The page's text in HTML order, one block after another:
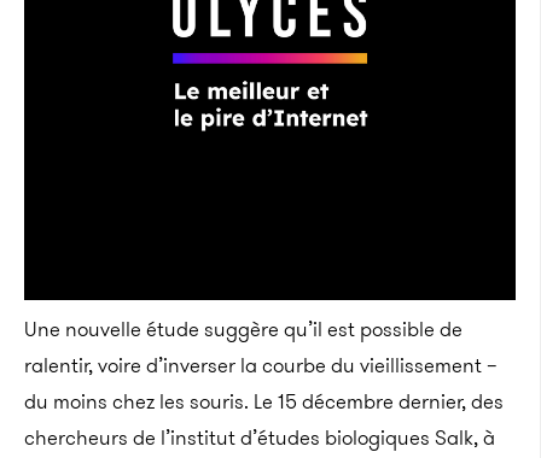
Une nouvelle étude suggère qu’il est possible de
ralentir, voire d’inverser la courbe du vieillissement –
du moins chez les souris. Le 15 décembre dernier, des
chercheurs de l’institut d’études biologiques Salk, à